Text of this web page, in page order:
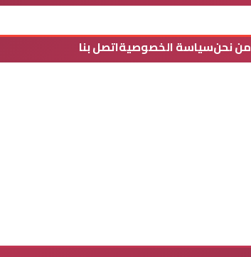
من نحنسياسة الخصوصيةاتصل بنا